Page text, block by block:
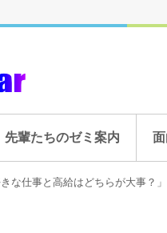
先輩たちのゼミ案内
な仕事と高給はどちらが大事？」